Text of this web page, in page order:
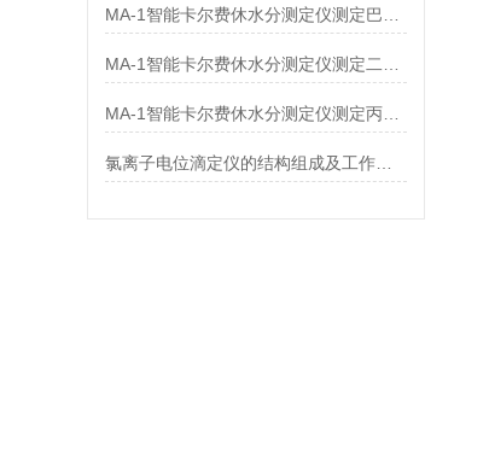
MA-1智能卡尔费休水分测定仪测定丙酸氟替卡松中水分
氯离子电位滴定仪的结构组成及工作原理